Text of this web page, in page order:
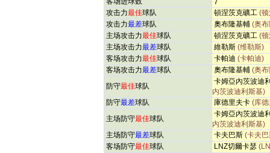
7
攻击力最佳球队 頓涅茨克礦工 (
攻击力最差球队 奧布隆基輔 (奥
主场攻击力最佳球队 頓涅茨克礦工 (
主场攻击力最差球队 維勒斯 (维勒斯)
客场攻击力最佳球队 卡帕迪 (卡帕迪)
客场攻击力最差球队 奧布隆基輔 (奥
防守最佳球队
卡姆亞內茨波迪
内茨波迪利斯基)
防守最差球队 庫德里夫卡 (库
主场防守最佳球队
卡姆亞內茨波迪
内茨波迪利斯基)
主场防守最差球队 卡夫巴斯 (卡夫
客场防守最佳球队 LNZ切爾卡瑟